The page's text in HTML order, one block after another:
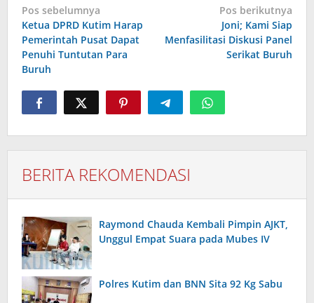
Navigasi
pos
Pos sebelumnya
Ketua DPRD Kutim Harap
Pemerintah Pusat Dapat
Penuhi Tuntutan Para
Buruh
Pos berikutnya
Joni; Kami Siap
Menfasilitasi Diskusi Panel
Serikat Buruh
BERITA REKOMENDASI
Raymond Chauda Kembali Pimpin AJKT,
Unggul Empat Suara pada Mubes IV
Polres Kutim dan BNN Sita 92 Kg Sabu